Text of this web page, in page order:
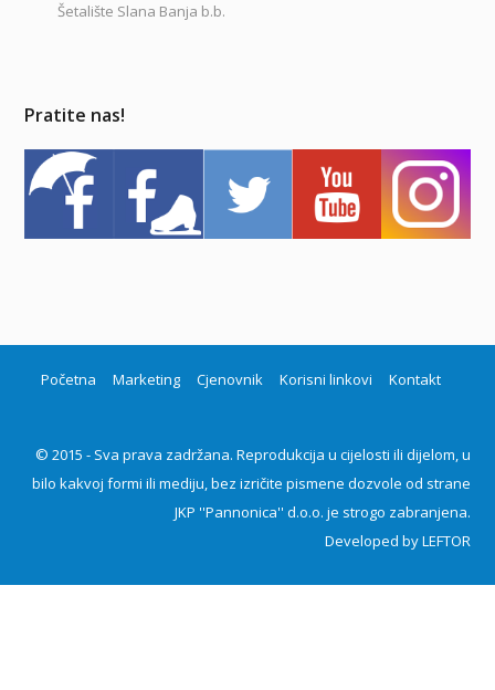
Šetalište Slana Banja b.b.
Pratite nas!
Početna Marketing Cjenovnik Korisni linkovi Kontakt
© 2015 - Sva prava zadržana. Reprodukcija u cijelosti ili dijelom, u
bilo kakvoj formi ili mediju, bez izričite pismene dozvole od strane
JKP ''Pannonica'' d.o.o. je strogo zabranjena.
Developed byLEFTOR